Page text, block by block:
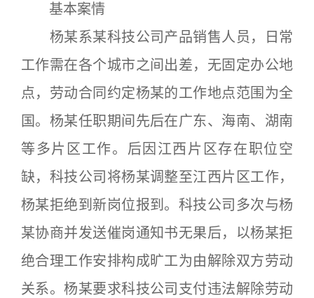
基本案情
杨某系某科技公司产品销售人员，日常
工作需在各个城市之间出差，无固定办公地
点，劳动合同约定杨某的工作地点范围为全
国。杨某任职期间先后在广东、海南、湖南
等多片区工作。后因江西片区存在职位空
缺，科技公司将杨某调整至江西片区工作，
杨某拒绝到新岗位报到。科技公司多次与杨
某协商并发送催岗通知书无果后，以杨某拒
绝合理工作安排构成旷工为由解除双方劳动
关系。杨某要求科技公司支付违法解除劳动